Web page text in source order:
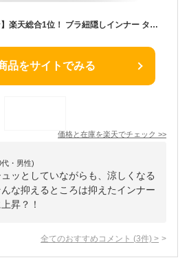
【最大60％OFFクーポン】楽天総合1位！ ブラ紐隠しインナー タンクトップ 重ね着 タンク キャミソール インナー レディース トップス ブラ紐を隠せるインナー シンプル 定番 冷感インナー 接触冷感 【メール便】【3枚可】
品をサイトでみる
価格と在庫を楽天でチェック >>
・男性)
ッとしていながらも、涼しくなる
な抑えるところは抑えたインナー
昇？！
全てのおすすめコメント (3件) >